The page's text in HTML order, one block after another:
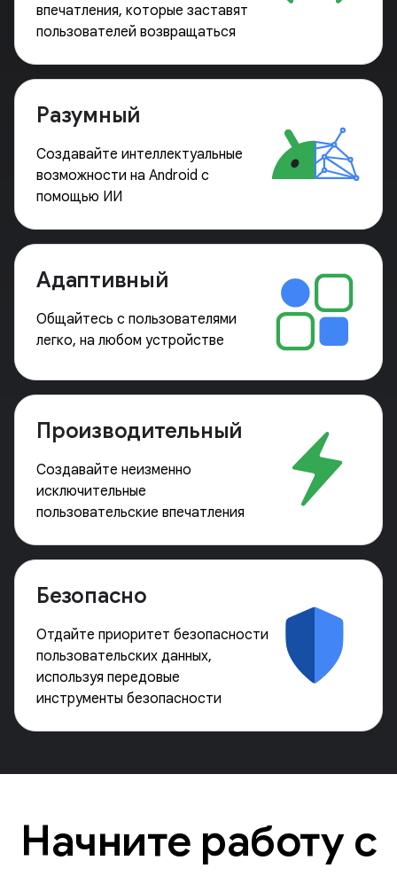
впечатления, которые заставят
пользователей возвращаться
Разумный
Создавайте интеллектуальные
возможности на Android с
помощью ИИ
Адаптивный
Общайтесь с пользователями
легко, на любом устройстве
Производительный
Создавайте неизменно
исключительные
пользовательские впечатления
Безопасно
Отдайте приоритет безопасности
пользовательских данных,
используя передовые
инструменты безопасности
Начните работу с